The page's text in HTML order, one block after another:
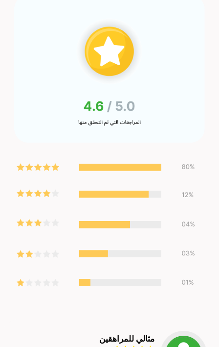
مثالي للمراهقين